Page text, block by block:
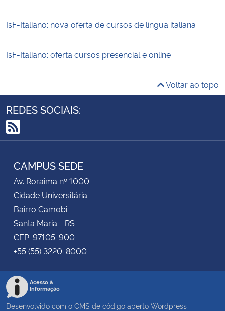
IsF-Italiano: nova oferta de cursos de língua italiana
IsF-Italiano: oferta cursos presencial e online
Voltar ao topo
REDES SOCIAIS:
RSS
CAMPUS SEDE
Av. Roraima nº 1000
Cidade Universitária
Bairro Camobi
Santa Maria - RS
CEP: 97105-900
+55 (55) 3220-8000
Acesso à
Informação
Desenvolvido com o CMS de código aberto Wordpress